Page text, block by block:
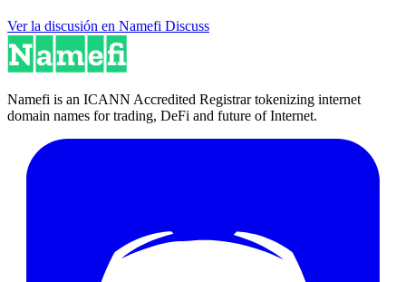
Ver la discusión en Namefi Discuss
Namefi is an ICANN Accredited Registrar tokenizing internet
domain names for trading, DeFi and future of Internet.